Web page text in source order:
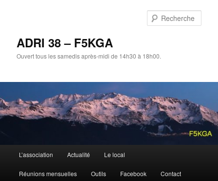
ADRI 38 – F5KGA
Ouvert tous les samedis après-midi de 14h30 à 18h00.
principal
L’association Actualité Le local
Réunions mensuelles Outils Facebook Contact